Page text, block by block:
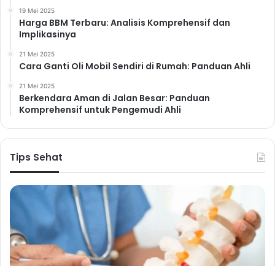
19 Mei 2025
Harga BBM Terbaru: Analisis Komprehensif dan
Implikasinya
21 Mei 2025
Cara Ganti Oli Mobil Sendiri di Rumah: Panduan Ahli
21 Mei 2025
Berkendara Aman di Jalan Besar: Panduan
Komprehensif untuk Pengemudi Ahli
Tips Sehat